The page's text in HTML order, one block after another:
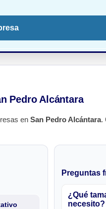
Pedro Alcántara
en San Pedro Alcántara.
Preguntas
¿Qué
necesito?